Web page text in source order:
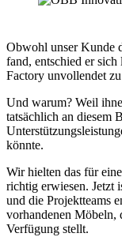
Obwohl unser Kunde
fand, entschied er
Factory unvollendet zu
Und warum? Weil
tatsächlich an diesem
könnte.
Wir hielten das für
richtig erwiesen. Jetzt
und die Projektteams
vorhandenen Möbeln,
Verfügung stellt.